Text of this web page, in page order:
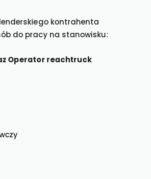
kontrahenta
do pracy na stanowisku:
Operator reachtruck